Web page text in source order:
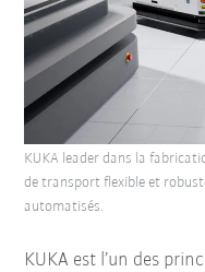
KUKA est l’un des
KUKA leader dans la
de transport flexible et
automatisés.